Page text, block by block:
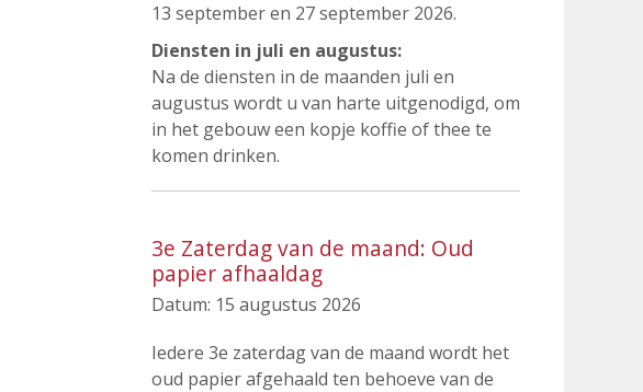
13 september en 27 september 2026.
Diensten in juli en augustus:
Na de diensten in de maanden juli en
augustus wordt u van harte uitgenodigd, om
in het gebouw een kopje koffie of thee te
komen drinken.
3e Zaterdag van de maand: Oud
papier afhaaldag
Datum: 15 augustus 2026
Iedere 3e zaterdag van de maand wordt het
oud papier afgehaald ten behoeve van de